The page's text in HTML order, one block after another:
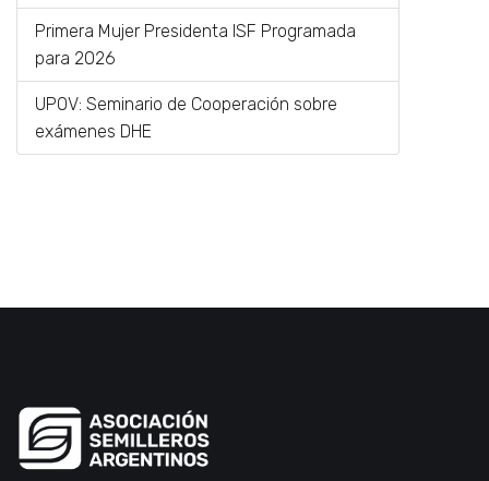
Primera Mujer Presidenta ISF Programada
para 2026
UPOV: Seminario de Cooperación sobre
exámenes DHE